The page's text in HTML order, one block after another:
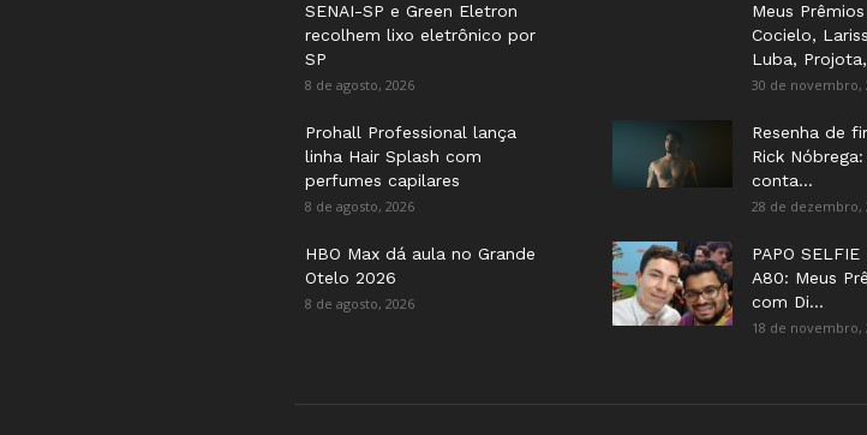
SENAI-SP e Green Eletron
recolhem lixo eletrônico por
SP
8 de agosto, 2026
Prohall Professional lança
linha Hair Splash com
perfumes capilares
8 de agosto, 2026
HBO Max dá aula no Grande
Otelo 2026
8 de agosto, 2026
Meus
Cocielo,
Luba,
30 de novembro,
Resenha de
Rick Nóbrega:
conta...
28 de dezembro,
PAPO
A80: Meus
com Di...
18 de novembro,